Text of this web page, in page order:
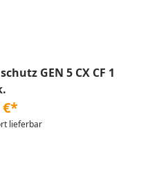
GEN 5 CX CF 1
€*
lieferbar